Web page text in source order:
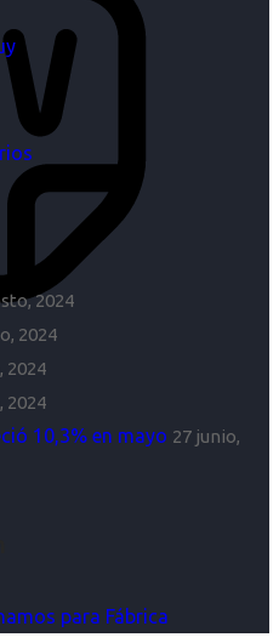
2024
2024
2024
2024
10,3% en mayo 27 junio,
para Fábrica